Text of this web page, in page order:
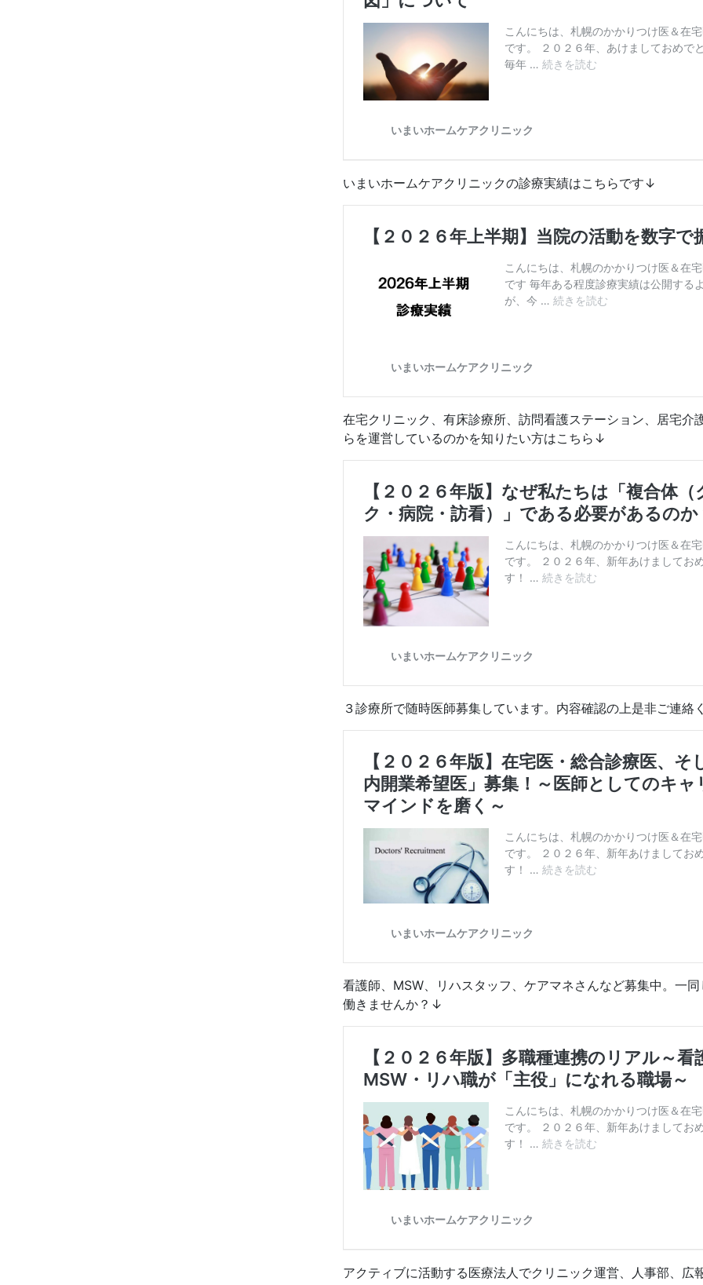
いまいホームケアクリニックの診療実績はこちらです↓
在宅クリニック、有床診療所、訪問看護ステーション、居宅介
らを運営しているのかを知りたい方はこちら↓
３診療所で随時医師募集しています。内容確認の上是非ご連絡
看護師、MSW、リハスタッフ、ケアマネさんなど募集中。一
働きませんか？↓
アクティブに活動する医療法人でクリニック運営、人事部、広